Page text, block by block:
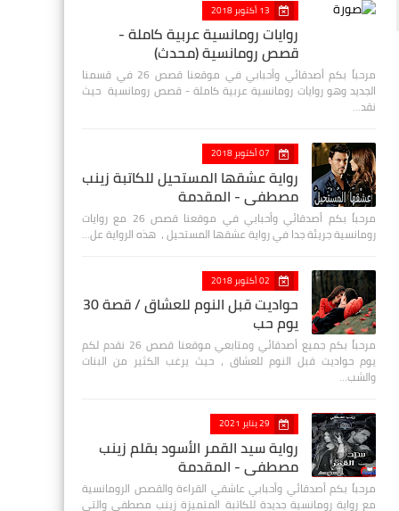
13 أكتوبر 2018
روايات رومانسية عربية كاملة -
قصص رومانسية (محدث)
مرحباً بكم أصدقائي وأحبابي في موقعنا قصص 26 في قسمنا
الجديد وهو روايات رومانسية عربية كاملة - قصص رومانسية حيث
نقد…
07 أكتوبر 2018
رواية عشقها المستحيل للكاتبة زينب
مصطفي - المقدمة
مرحباً بكم أصدقائي وأحبابي في موقعنا قصص 26 مع روايات
رومانسية جريئة جدا في رواية عشقها المستحيل ، هذه الرواية عل…
02 أكتوبر 2018
حواديت قبل النوم للعشاق / قصة 30
يوم حب
مرحباً بكم جميع أصدقائي ومتابعي موقعنا قصص 26 نقدم لكم
يوم حواديت قبل النوم للعشاق ، حيث يرغب الكثير من البنات
والشب…
29 يناير 2021
رواية سيد القمر الأسود بقلم زينب
مصطفي - المقدمة
مرحباً بكم أصدقائي وأحبابي عاشقي القراءة والقصص الرومانسية
مع رواية رومانسية جديدة للكاتبة المتميزة زينب مصطفى والتي